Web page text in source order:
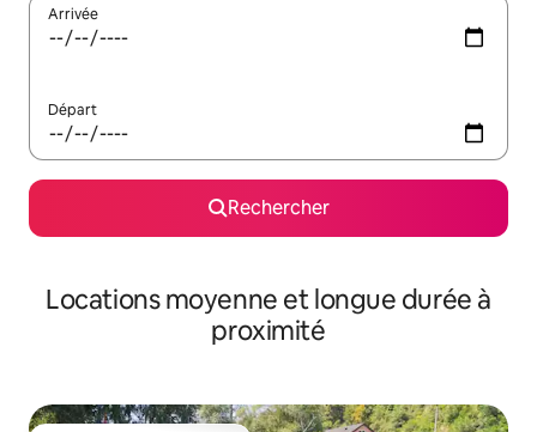
Arrivée
Départ
Rechercher
Locations moyenne et longue durée à
proximité